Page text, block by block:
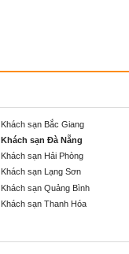
Khách sạn Bắc Giang
Khách sạn Đà Nẵng
Khách sạn Hải Phòng
Khách sạn Lạng Sơn
Khách sạn Quảng Bình
Khách sạn Thanh Hóa